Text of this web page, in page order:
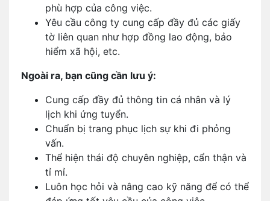
phù hợp của công việc.
Yêu cầu công ty cung cấp đầy đủ các giấy
tờ liên quan như hợp đồng lao động, bảo
hiểm xã hội, etc.
Ngoài ra, bạn cũng cần lưu ý:
Cung cấp đầy đủ thông tin cá nhân và lý
lịch khi ứng tuyển.
Chuẩn bị trang phục lịch sự khi đi phỏng
vấn.
Thể hiện thái độ chuyên nghiệp, cẩn thận và
tỉ mỉ.
Luôn học hỏi và nâng cao kỹ năng để có thể